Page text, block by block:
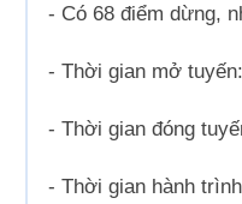
- Có 68 điểm dừng,
- Thời gian mở
- Thời gian đóng
- Thời gian hành